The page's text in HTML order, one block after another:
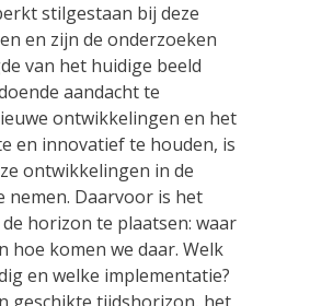
stilgestaan bij deze
en zijn de onderzoeken
van het huidige beeld
aandacht te
ontwikkelingen en het
en innovatief te houden, is
ontwikkelingen in de
nemen. Daarvoor is het
horizon te plaatsen: waar
hoe komen we daar. Welk
en welke implementatie?